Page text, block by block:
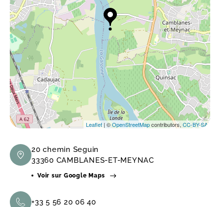
Leaflet | ©OpenStreetMapcontributors, CC-BY-SA
20 chemin Seguin
33360 CAMBLANES-ET-MEYNAC
Voir sur Google Maps
+33 5 56 20 06 40